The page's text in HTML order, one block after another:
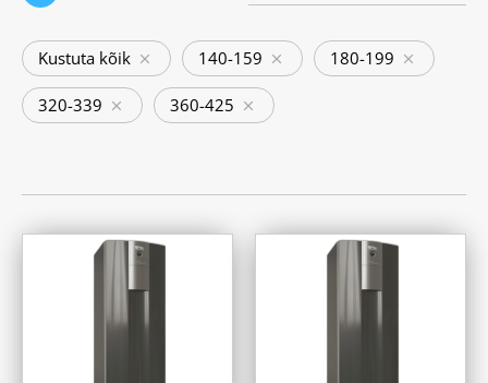
Kustuta kõik 140-159 180-199
320-339 360-425